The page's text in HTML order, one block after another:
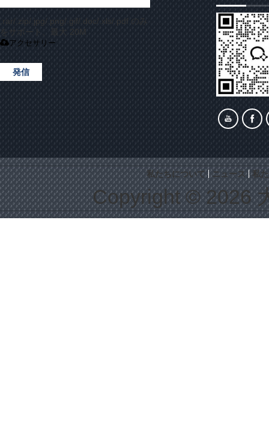
.rar/.zip/.jpg/.png/.gif/.doc/.xls/.pdf のみ
をサポート、最大 20M
アクセサリー
発信
私たちについて ニュース 私
Copyright © 2026